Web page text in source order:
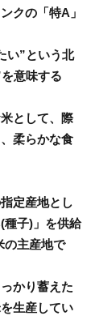
クの「特A」
い”という北
意味する
として、際
柔らかな食
定産地とし
種子)」を供給
の主産地で
かり蓄えた
生産してい